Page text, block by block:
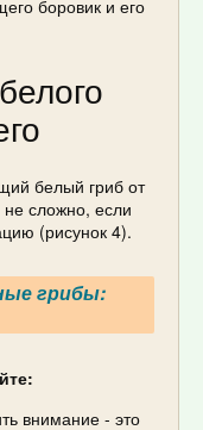
боровик и его
белый гриб от
сложно, если
(рисунок 4).
грибы:
внимание - это